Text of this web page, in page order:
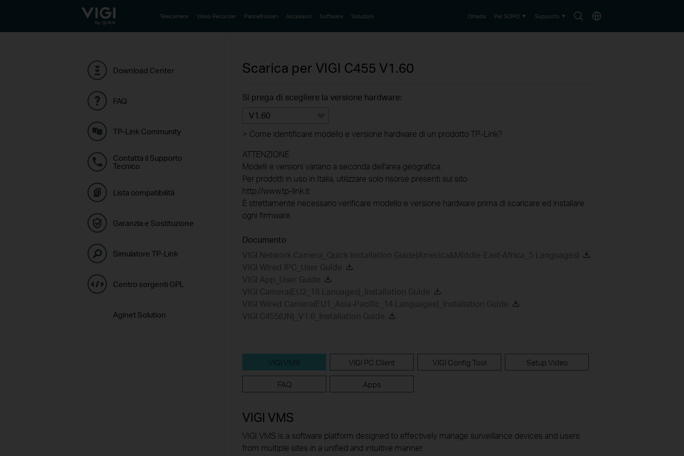
TP-Link, Reliably Smart
SearchChoose
Telecamere Video Recorder Pannelli solari Accessori Software Soluzioni Omada Per SOHO Supporto
Download Center
FAQ
TP-Link Community
Contatta il Supporto
Tecnico
Lista compatibilità
Garanzia e Sostituzione
Simulatore TP-Link
Centro sorgenti GPL
Aginet Solution
Scarica per VIGI C455 V1.60
Si prega di scegliere la versione hardware:
V1.60
> Come identificare modello e versione hardware di un prodotto TP-Link?
ATTENZIONE
Modelli e versioni variano a seconda dell'area geografica.
Per prodotti in uso in Italia, utilizzare solo risorse presenti sul sito
http://www.tp-link.it .
È strettamente necessario verificare modello e versione hardware prima di scaricare ed installare
ogni firmware.
Documento
VIGI Network Camera_Quick Installation Guide(America&Middle-East-Africa_5 Languages)
VIGI Wired IPC_User Guide
VIGI App_User Guide
VIGI Camera(EU2_16 Lanuages)_Installation Guide
VIGI Wired Camera(EU1_Asia-Pacific_14 Languages)_Installation Guide
VIGI C455(UN)_V1.6_Installation Guide
VIGI VMS VIGI PC Client VIGI Config Tool Setup Video
FAQ Apps
VIGI VMS
VIGI VMS is a software platform designed to effectively manage surveillance devices and users
from multiple sites in a unified and intuitive manner.